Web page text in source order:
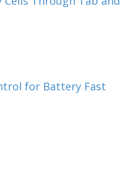
for Battery Fast